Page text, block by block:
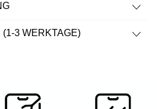
3 WERKTAGE)